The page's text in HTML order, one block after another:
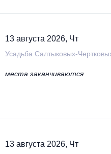
13 августа 2026, Чт
Усадьба Салтыковых-
места заканчиваются
13 августа 2026, Чт